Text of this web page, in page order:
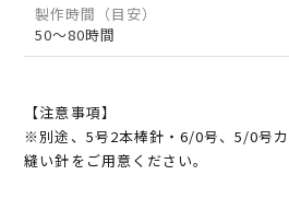
製作時間（目安）
50～80時間
【注意事項】
※別途、5号2本棒針・6/0号、5/0号カ
縫い針をご用意ください。